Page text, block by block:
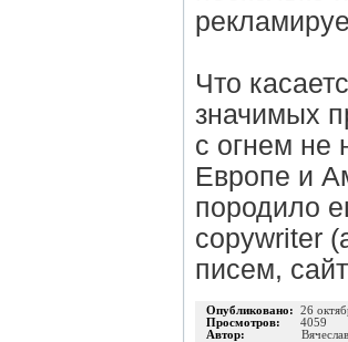
Что
значимых
с огнем не
Европе и
породило
copywriter
писем,
Опубликовано: 26
Просмотров: 4059
Автор: